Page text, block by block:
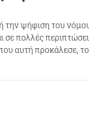
ψήφιση του
σε πολλές
αυτή προκάλεσε,